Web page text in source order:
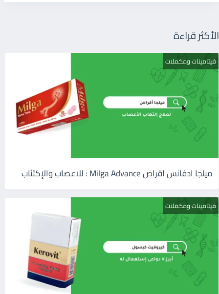
الأكثر قراءة
فيتامينات ومكملات
ميلجا ادفانس اقراص Milga Advance : للاعصاب والإكتئاب
فيتامينات ومكملات